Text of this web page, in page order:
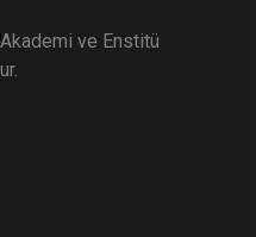
ve Enstitü